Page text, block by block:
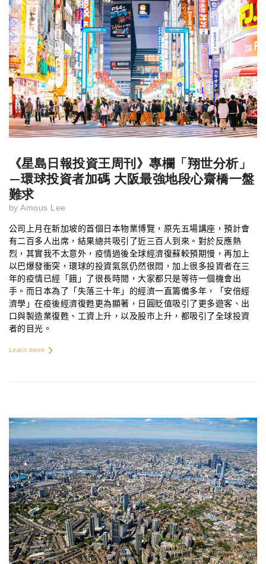
《星島日報投資王周刊》專欄「翔世分析」
—環球投資者加碼 大阪最強地段心齋橋一盤
難求
by Amous Lee
公司上月在新加坡的首個日本物業博覽，原先五場講座，預計會
有二百多人出席，結果總共吸引了近三百人到來。對於反應熱
烈，其實我不太意外，疫情過後全球經濟復蘇較預期慢，再加上
以巴爆發衝突，環球的投資氣氛仍然很悶，加上很多投資者在三
年的疫情已經「餓」了很長時間，大家都只是等待一個機會出
手。而日本為了「失落三十年」的經濟一直籌備多年，「安倍經
濟學」在疫後經濟復甦更為顯著，日圓貶值吸引了更多遊客、出
口與製造業復甦、工資上升，以及股市上升，都吸引了全球投資
者的目光。
Learn more